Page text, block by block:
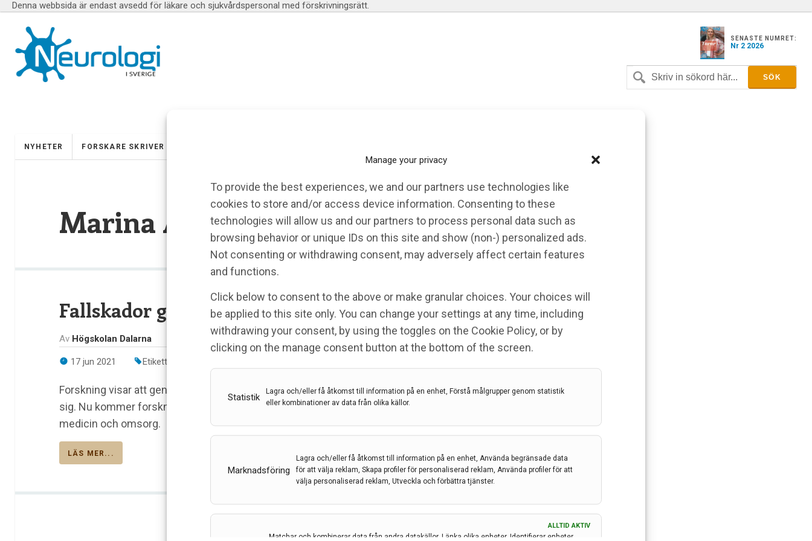
Manage your privacy
To provide the best experiences, we and our partners use technologies like
cookies to store and/or access device information. Consenting to these
technologies will allow us and our partners to process personal data such as
browsing behavior or unique IDs on this site and show (non-) personalized ads.
Not consenting or withdrawing consent, may adversely affect certain features
and functions.
Click below to consent to the above or make granular choices. Your choices will
be applied to this site only. You can change your settings at any time, including
withdrawing your consent, by using the toggles on the Cookie Policy, or by
clicking on the manage consent button at the bottom of the screen.
Statistik
Lagra och/eller få åtkomst till information på en enhet, Förstå målgrupper genom statistik
eller kombinationer av data från olika källor.
Marknadsföring
Lagra och/eller få åtkomst till information på en enhet, Använda begränsade data
för att välja reklam, Skapa profiler för personaliserad reklam, Använda profiler för att
välja personaliserad reklam, Utveckla och förbättra tjänster.
ALLTID AKTIV
Matchar och kombinerar data från andra datakällor, Länka olika enheter, Identifierar enheter
Denna webbsida är endast avsedd för läkare och sjukvårdspersonal med förskrivningsrätt.
SENASTE NUMRET:
Nr 2 2026
NYHETER FORSKARE SKRIVER
Marina Arkkukangas
Fallskador går att förebygga genom träning
Av Högskolan Dalarna
17 jun 2021 Etiketter:
Forskning visar att genom specifik och målinriktad träning kan man minska risken för att skada
sig. Nu kommer forskningen till nytta via utbildningar inom fysioterapi, arbetsterapi, omvårdnad,
medicin och omsorg.
LÄS MER...